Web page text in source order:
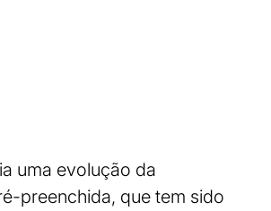
uma evolução da
preenchida, que tem sido